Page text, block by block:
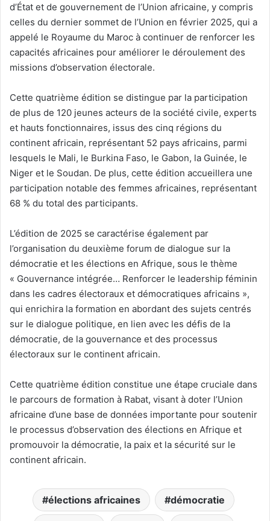
d’État et de gouvernement de l’Union africaine, y compris
celles du dernier sommet de l’Union en février 2025, qui a
appelé le Royaume du Maroc à continuer de renforcer les
capacités africaines pour améliorer le déroulement des
missions d’observation électorale.
Cette quatrième édition se distingue par la participation
de plus de 120 jeunes acteurs de la société civile, experts
et hauts fonctionnaires, issus des cinq régions du
continent africain, représentant 52 pays africains, parmi
lesquels le Mali, le Burkina Faso, le Gabon, la Guinée, le
Niger et le Soudan. De plus, cette édition accueillera une
participation notable des femmes africaines, représentant
68 % du total des participants.
L’édition de 2025 se caractérise également par
l’organisation du deuxième forum de dialogue sur la
démocratie et les élections en Afrique, sous le thème
« Gouvernance intégrée… Renforcer le leadership féminin
dans les cadres électoraux et démocratiques africains »,
qui enrichira la formation en abordant des sujets centrés
sur le dialogue politique, en lien avec les défis de la
démocratie, de la gouvernance et des processus
électoraux sur le continent africain.
Cette quatrième édition constitue une étape cruciale dans
le parcours de formation à Rabat, visant à doter l’Union
africaine d’une base de données importante pour soutenir
le processus d’observation des élections en Afrique et
promouvoir la démocratie, la paix et la sécurité sur le
continent africain.
élections africaines démocratie